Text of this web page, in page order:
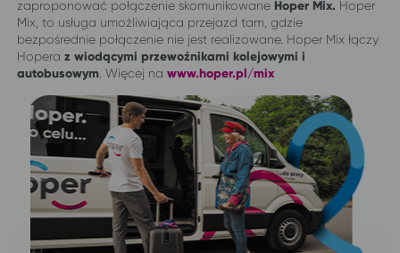
zaproponować połączenie skomunikowane Hoper Mix. Hoper
Mix, to usługa umożliwiająca przejazd tam, gdzie
bezpośrednie połączenie nie jest realizowane. Hoper Mix łączy
Hopera z wiodącymi przewoźnikami kolejowymi i
autobusowym . Więcej na www.hoper.pl/mix